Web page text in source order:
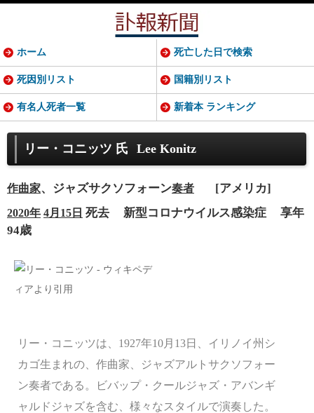
リー・コニッツ 氏 Lee Konitz
作曲家、ジャズサクソフォーン奏者 [アメリカ]
2020年 4月15日 死去 新型コロナウイルス感染症
享年
94歳
リー・コニッツは、1927年10月13日、イリノイ州シ
カゴ生まれの、作曲家、ジャズアルトサクソフォー
ン奏者である。ビバップ・クールジャズ・アバンギ
ャルドジャズを含む、様々なスタイルで演奏した。
ホーム 死亡した日で検索
死因別リスト 国籍別リスト
有名人死者一覧 新着本 ランキング